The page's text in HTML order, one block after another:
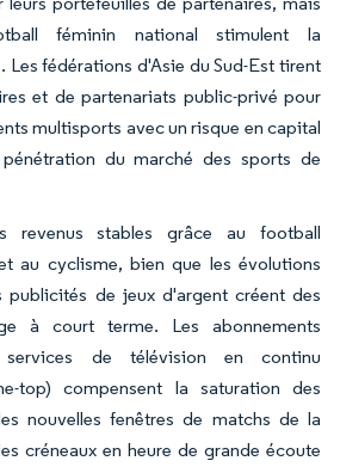
féminin national stimulent la
Les fédérations d'Asie du Sud-Est tirent
et de partenariats public-privé pour
multisports avec un risque en capital
du marché des sports de
revenus stables grâce au football
au cyclisme, bien que les évolutions
publicités de jeux d'argent créent des
à court terme. Les abonnements
services de télévision en continu
top) compensent la saturation des
nouvelles fenêtres de matchs de la
créneaux en heure de grande écoute